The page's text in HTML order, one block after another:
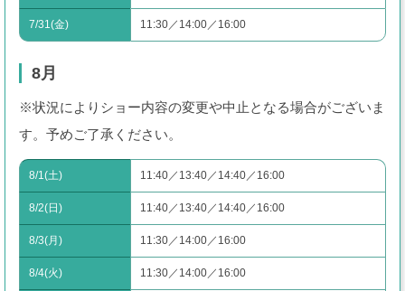
7/31(金) 11:30／14:00／16:00
8月
※状況によりショー内容の変更や中止となる場合がございま
す。予めご了承ください。
8/1(土) 11:40／13:40／14:40／16:00
8/2(日) 11:40／13:40／14:40／16:00
8/3(月) 11:30／14:00／16:00
8/4(火) 11:30／14:00／16:00